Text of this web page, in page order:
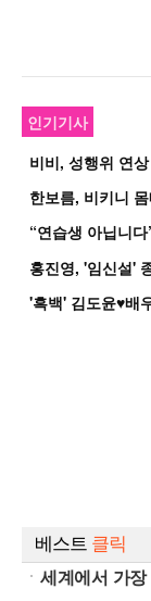
인기기사
한보름, 비키니